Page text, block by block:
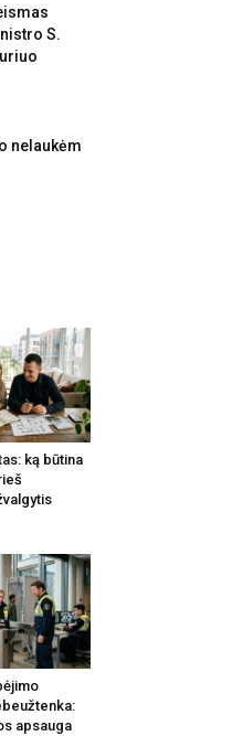
S.
nelaukėm
ką būtina
apsauga